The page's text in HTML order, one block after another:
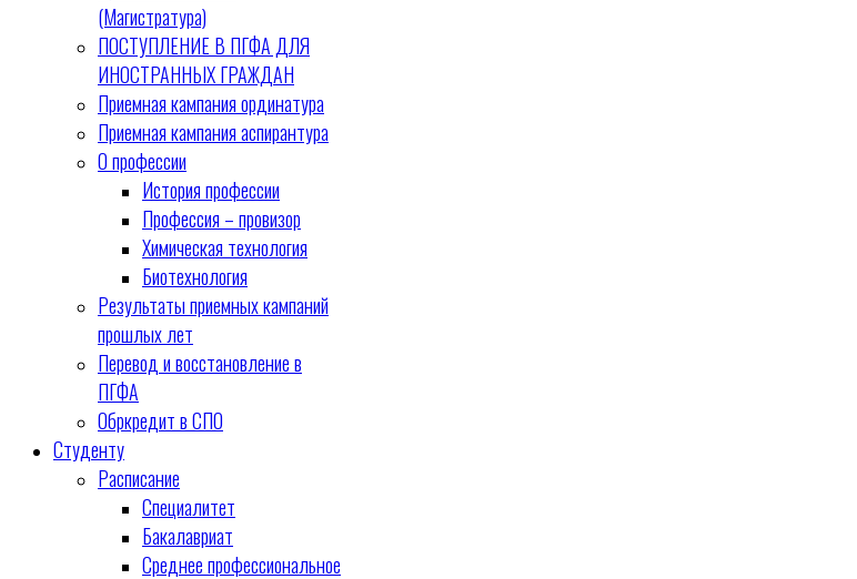
(Магистратура)
ПОСТУПЛЕНИЕ В ПГФА ДЛЯ
ИНОСТРАННЫХ ГРАЖДАН
Приемная кампания ординатура
Приемная кампания аспирантура
О профессии
История профессии
Профессия – провизор
Химическая технология
Биотехнология
Результаты приемных кампаний
прошлых лет
Перевод и восстановление в
ПГФА
Обркредит в СПО
Студенту
Расписание
Специалитет
Бакалавриат
Среднее профессиональное